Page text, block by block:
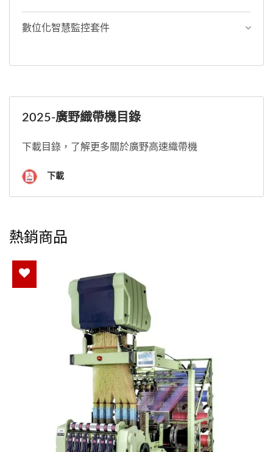
數位化智慧監控套件
2025-廣野織帶機目錄
下載目錄，了解更多關於廣野高速織帶機
下載
熱銷商品